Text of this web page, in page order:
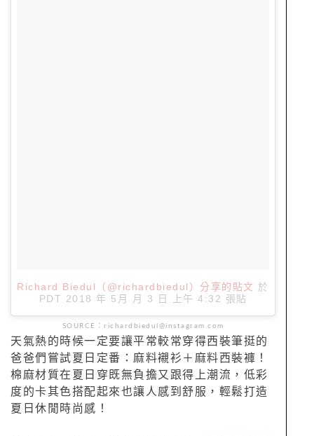
Richard Biedul（@richardbiedul）分享的貼文 於
PDT 2018 年 5月 月 3 日 上午 4:32 張貼
SOURCE：richardbiedul@instagram.com
天氣熱的時候一定要讓平常較常穿得西裝筆挺的
爸爸們嘗試夏日定番：麻料襯衫＋麻料西裝褲！
棉麻材質在夏日穿既無負擔又跟得上潮流，低彩
度的卡其色搭配起來也讓人感到舒服，輕鬆打造
夏日休閒時尚感！